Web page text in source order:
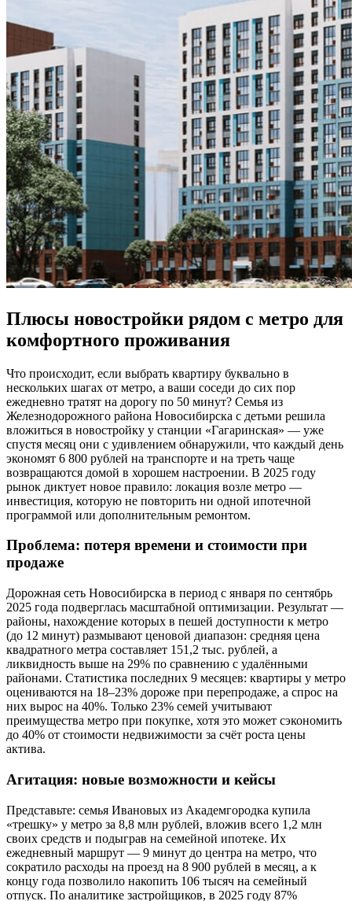
Плюсы новостройки рядом с метро для
комфортного проживания
Что происходит, если выбрать квартиру буквально в
нескольких шагах от метро, а ваши соседи до сих пор
ежедневно тратят на дорогу по 50 минут? Семья из
Железнодорожного района Новосибирска с детьми решила
вложиться в новостройку у станции «Гагаринская» — уже
спустя месяц они с удивлением обнаружили, что каждый день
экономят 6 800 рублей на транспорте и на треть чаще
возвращаются домой в хорошем настроении. В 2025 году
рынок диктует новое правило: локация возле метро —
инвестиция, которую не повторить ни одной ипотечной
программой или дополнительным ремонтом.
Проблема: потеря времени и стоимости при
продаже
Дорожная сеть Новосибирска в период с января по сентябрь
2025 года подверглась масштабной оптимизации. Результат —
районы, нахождение которых в пешей доступности к метро
(до 12 минут) размывают ценовой диапазон: средняя цена
квадратного метра составляет 151,2 тыс. рублей, а
ликвидность выше на 29% по сравнению с удалёнными
районами. Статистика последних 9 месяцев: квартиры у метро
оцениваются на 18–23% дороже при перепродаже, а спрос на
них вырос на 40%. Только 23% семей учитывают
преимущества метро при покупке, хотя это может сэкономить
до 40% от стоимости недвижимости за счёт роста цены
актива.
Агитация: новые возможности и кейсы
Представьте: семья Ивановых из Академгородка купила
«трешку» у метро за 8,8 млн рублей, вложив всего 1,2 млн
своих средств и подыграв на семейной ипотеке. Их
ежедневный маршрут — 9 минут до центра на метро, что
сократило расходы на проезд на 8 900 рублей в месяц, а к
концу года позволило накопить 106 тысяч на семейный
отпуск. По аналитике застройщиков, в 2025 году 87%